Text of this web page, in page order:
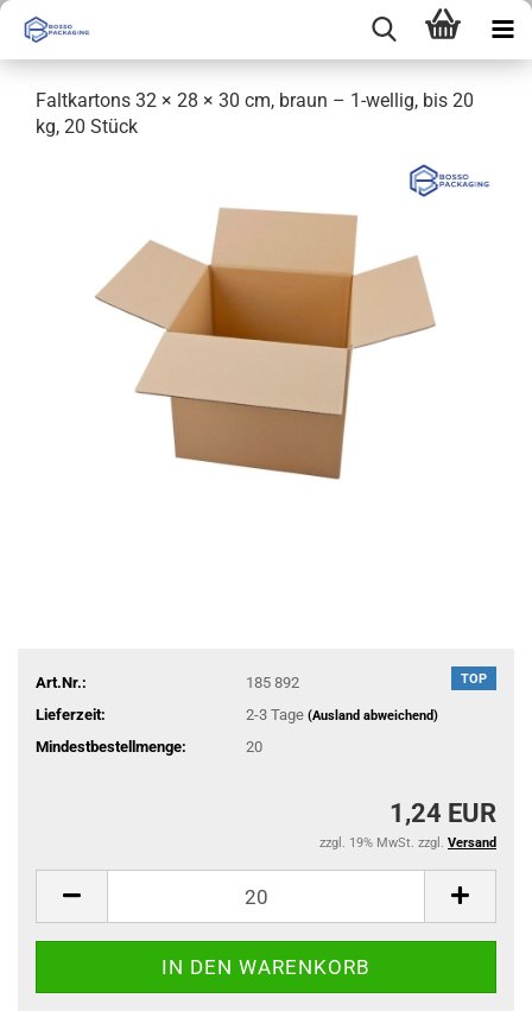
Faltkartons 32 × 28 × 30 cm, braun – 1-wellig, bis 20
kg, 20 Stück
TOP
Art.Nr.:
185 892
Lieferzeit:
2-3 Tage (Ausland abweichend)
Mindestbestellmenge: 20
1,24 EUR
zzgl. 19% MwSt. zzgl. Versand